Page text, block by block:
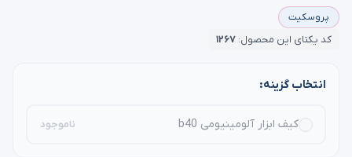
پروسکیت
کد یکتای این محصول: ۱۲۶۷
انتخاب گزینه:
کیف ابزار آلومینیومی b40 ناموجود